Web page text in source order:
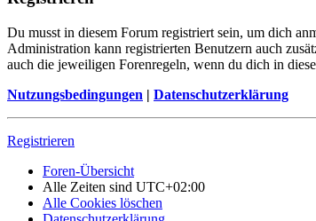
Du musst in diesem Forum registriert sein, um dich
Administration kann registrierten Benutzern auch
auch die jeweiligen Forenregeln, wenn du dich in
Nutzungsbedingungen | Datenschutzerklärung
Registrieren
Foren-Übersicht
Alle Zeiten sind UTC+02:00
Alle Cookies löschen